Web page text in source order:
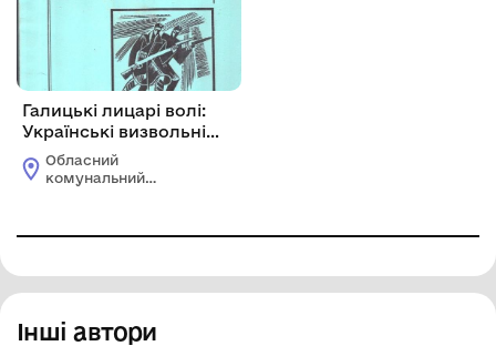
Галицькі лицарі волі:
Українські визвольні
змагання на
Тернопільщині 1900-
Обласний
комунальний
Інші автори